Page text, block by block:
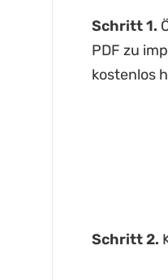
Schritt 1.
PDF zu
kostenlos
Schritt 2.